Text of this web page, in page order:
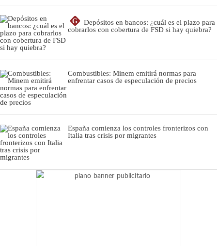
G
Depósitos en bancos: ¿cuál es el plazo para
cobrarlos con cobertura de FSD si hay quiebra?
Combustibles: Minem emitirá normas para
enfrentar casos de especulación de precios
España comienza los controles fronterizos con
Italia tras crisis por migrantes